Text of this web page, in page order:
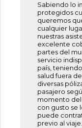
Sabiendo lo
protegidos
queremos
cualquier
nuestras
excelente
partes del
servicio
país,
salud fuera
diversas
pasajero
momento del
con gusto se
puede
previo al viaje.